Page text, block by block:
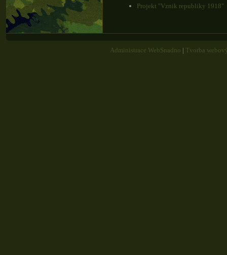
Projekt "Vznik republiky 1918"
Administrace WebSnadno | Tvorba